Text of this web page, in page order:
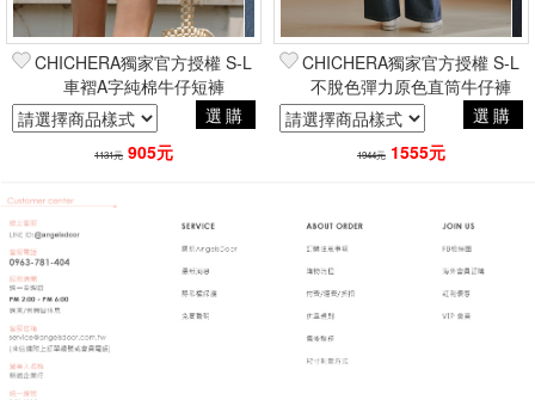
CHICHERA獨家官方授權 S-L
車褶A字純棉牛仔短褲
選購
1131元 905元
CHICHERA獨家官方授權 S-L
不脫色彈力原色直筒牛仔褲
選購
1944元 1555元